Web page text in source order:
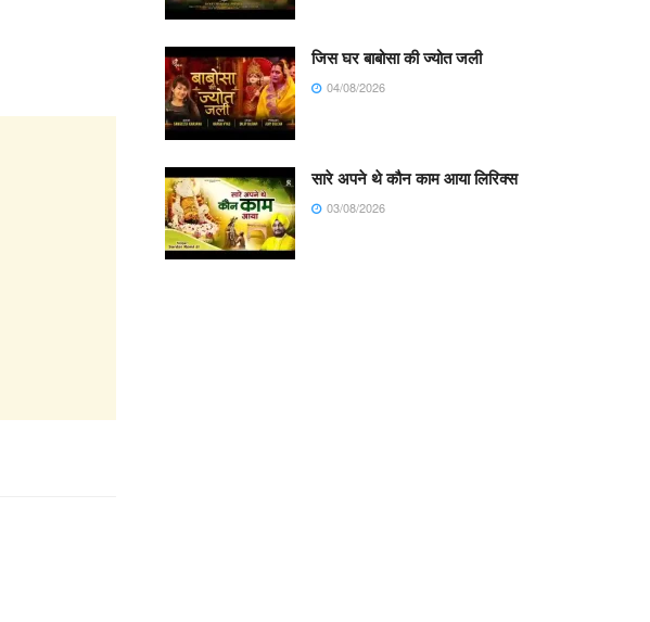
जिस घर बाबोसा की ज्योत जली
04/08/2026
सारे अपने थे कौन काम आया लिरिक्स
03/08/2026